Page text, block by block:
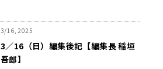
3/16, 2025
3／16（日）編集後記【編集長 稲垣
吾郎】